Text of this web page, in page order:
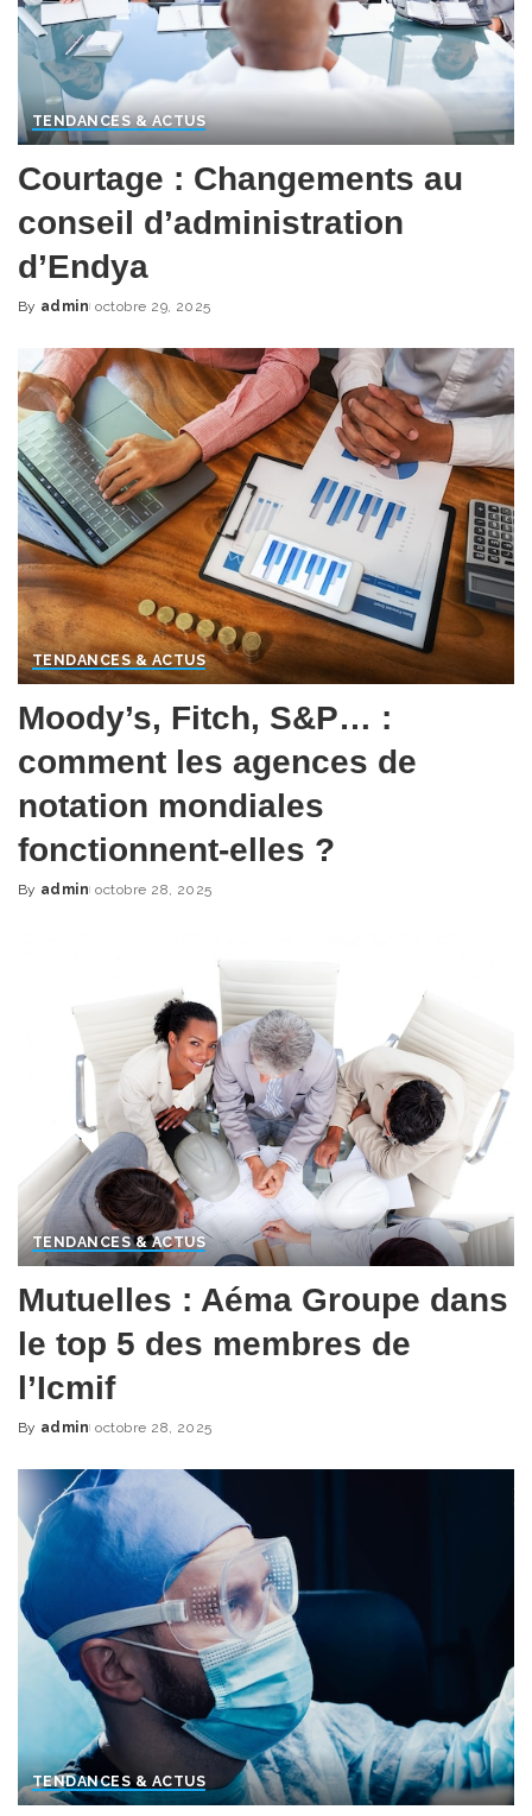
TENDANCES & ACTUS
Courtage : Changements au
conseil d’administration
d’Endya
Posted
By admin octobre 29, 2025
TENDANCES & ACTUS
Moody’s, Fitch, S&P… :
comment les agences de
notation mondiales
fonctionnent-elles ?
Posted
By admin octobre 28, 2025
TENDANCES & ACTUS
Mutuelles : Aéma Groupe dans
le top 5 des membres de
l’Icmif
Posted
By admin octobre 28, 2025
TENDANCES & ACTUS